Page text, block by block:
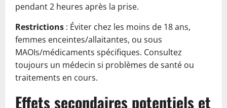
pendant 2 heures après la prise.
Restrictions : Éviter chez les moins de 18 ans,
femmes enceintes/allaitantes, ou sous
MAOIs/médicaments spécifiques. Consultez
toujours un médecin si problèmes de santé ou
traitements en cours.
Effets secondaires potentiels et